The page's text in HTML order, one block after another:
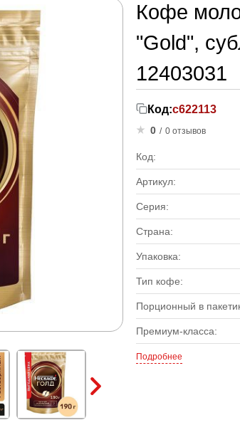
Кофе
"Gold",
12403031
Код:с622113
0 / 0 отзывов
Код:
Артикул:
Серия:
Страна:
Упаковка:
Тип кофе:
Порционный в
Премиум-класса:
Подробнее